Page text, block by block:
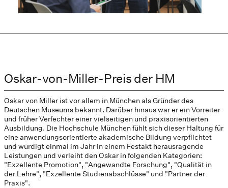
Oskar-von-Miller-Preis der HM
Oskar von Miller ist vor allem in München als Gründer des
Deutschen Museums bekannt. Darüber hinaus war er ein Vorreiter
und früher Verfechter einer vielseitigen und praxisorientierten
Ausbildung. Die Hochschule München fühlt sich dieser Haltung für
eine anwendungsorientierte akademische Bildung verpflichtet
und würdigt einmal im Jahr in einem Festakt herausragende
Leistungen und verleiht den Oskar in folgenden Kategorien:
"Exzellente Promotion", "Angewandte Forschung", "Qualität in
der Lehre", "Exzellente Studienabschlüsse" und "Partner der
Praxis".